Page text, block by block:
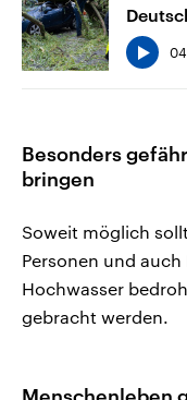
Besonders
bringen
Soweit möglich
Personen und
Hochwasser
gebracht werden.
Menschenleben